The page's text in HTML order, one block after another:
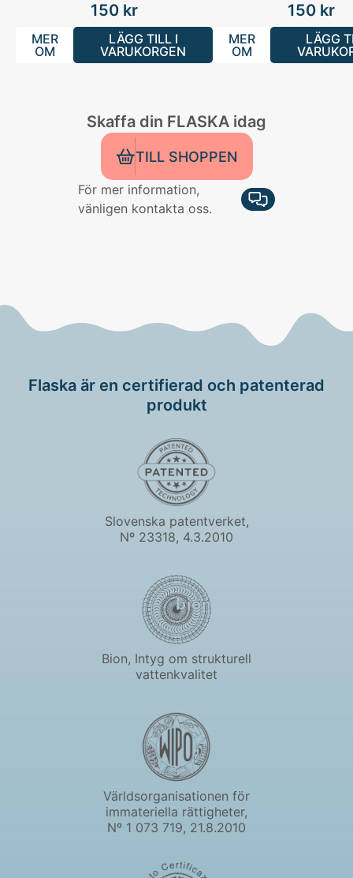
150 kr
MER
OM
LÄGG TILL I
VARUKORGEN
150 kr
MER
OM
LÄGG
Skaffa din FLASKA idag
TILL SHOPPEN
För mer information,
vänligen kontakta oss.
Flaska är en certifierad och patenterad
produkt
Slovenska patentverket,
Nº 23318, 4.3.2010
Bion, Intyg om strukturell
vattenkvalitet
Världsorganisationen för
immateriella rättigheter,
Nº 1 073 719, 21.8.2010